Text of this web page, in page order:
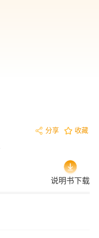
分享 收藏
说明书下载